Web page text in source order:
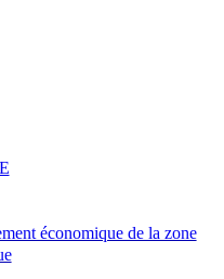
économique de la zone